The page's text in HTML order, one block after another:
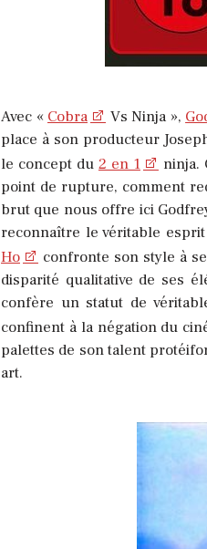
Avec « Cobra Vs Ninja »,
place à son producteur
le concept du 2 en 1
ninja.
point de rupture, comment
brut que nous offre ici
reconnaître le véritable
Ho
confronte son style à
disparité qualitative de ses
confère un statut de
confinent à la négation du
palettes de son talent
art.